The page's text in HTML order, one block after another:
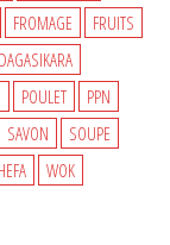
FROMAGE
FRUITS
POULET
PPN
SAVON
SOUPE
WOK